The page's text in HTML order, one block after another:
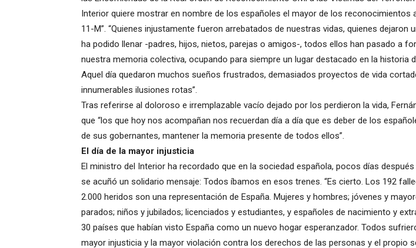
Interior quiere mostrar en nombre de los españoles el mayor de los reconocimientos
11-M”. “Quienes injustamente fueron arrebatados de nuestras vidas, quienes dejaron
ha podido llenar -padres, hijos, nietos, parejas o amigos-, todos ellos han pasado a
nuestra memoria colectiva, ocupando para siempre un lugar destacado en la historia
Aquel día quedaron muchos sueños frustrados, demasiados proyectos de vida
innumerables ilusiones rotas”.
Tras referirse al doloroso e irremplazable vacío dejado por los perdieron la vida,
que “los que hoy nos acompañan nos recuerdan día a día que es deber de los
de sus gobernantes, mantener la memoria presente de todos ellos”.
El día de la mayor injusticia
El ministro del Interior ha recordado que en la sociedad española, pocos días
se acuñó un solidario mensaje: Todos íbamos en esos trenes. “Es cierto. Los 192
2.000 heridos son una representación de España. Mujeres y hombres; jóvenes y
parados; niños y jubilados; licenciados y estudiantes, y españoles de nacimiento y
30 países que habían visto España como un nuevo hogar esperanzador. Todos
mayor injusticia y la mayor violación contra los derechos de las personas y el propio